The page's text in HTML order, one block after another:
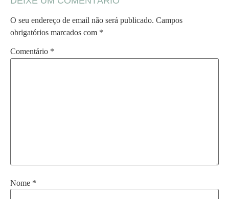
O seu endereço de email não será publicado. Campos
obrigatórios marcados com *
Comentário *
Nome *